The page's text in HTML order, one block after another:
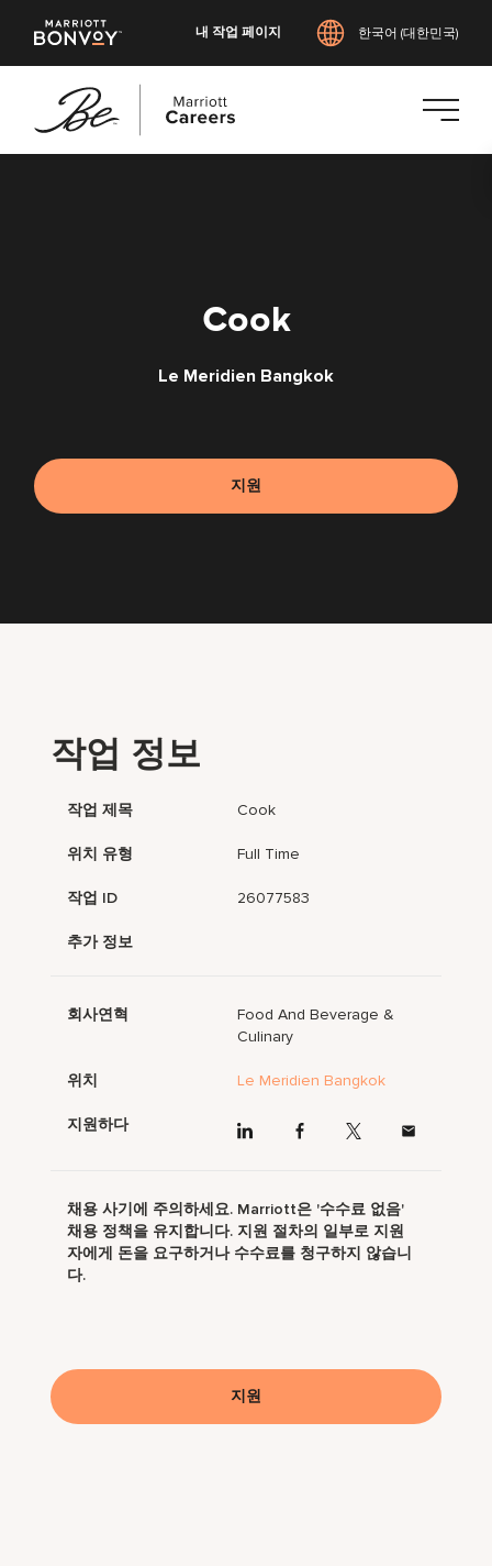
내 작업 페이지 한국어 (대한민국)
Cook
Le Meridien Bangkok
지원
작업 정보
작업 제목 Cook
위치 유형 Full Time
작업 ID 26077583
추가 정보
회사연혁
Food And Beverage &
Culinary
위치 Le Meridien Bangkok
지원하다
채용 사기에 주의하세요. Marriott은 '수수료 없음'
채용 정책을 유지합니다. 지원 절차의 일부로 지원
자에게 돈을 요구하거나 수수료를 청구하지 않습니
다.
지원